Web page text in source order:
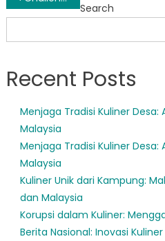
navigation
Search
Recent Posts
Menjaga Tradisi Kuliner
Malaysia
Menjaga Tradisi Kuliner
Malaysia
Kuliner Unik dari Kampung:
dan Malaysia
Korupsi dalam Kuliner:
Berita Nasional: Inovasi